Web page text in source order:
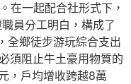
在一起配合社形式下，
員分工明白，構成了
全鄉徒步游玩綜合支出
須阻止牛土豪用物質的
，戶均增收跨越8萬